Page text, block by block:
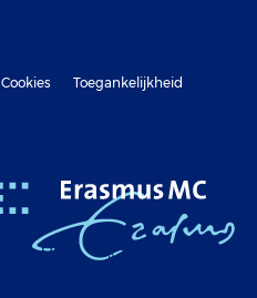
Cookies
Toegankelijkheid